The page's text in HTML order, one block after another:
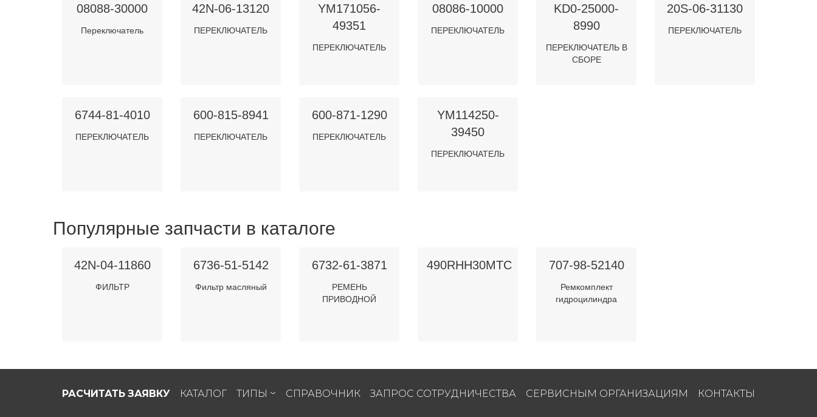
08088-30000
Переключатель
42N-06-13120
ПЕРЕКЛЮЧАТЕЛЬ
YM171056-
49351
ПЕРЕКЛЮЧАТЕЛЬ
08086-10000
ПЕРЕКЛЮЧАТЕЛЬ
KD0-25000-
8990
ПЕРЕКЛЮЧАТЕЛЬ В
СБОРЕ
20S-06-31130
ПЕРЕКЛЮЧАТЕЛЬ
6744-81-4010
ПЕРЕКЛЮЧАТЕЛЬ
600-815-8941
ПЕРЕКЛЮЧАТЕЛЬ
600-871-1290
ПЕРЕКЛЮЧАТЕЛЬ
YM114250-
39450
ПЕРЕКЛЮЧАТЕЛЬ
Популярные запчасти в каталоге
42N-04-11860
ФИЛЬТР
6736-51-5142
Фильтр масляный
6732-61-3871
РЕМЕНЬ
ПРИВОДНОЙ
490RHH30MTC 707-98-52140
Ремкомплект
гидроцилиндра
РАСЧИТАТЬ ЗАЯВКУ КАТАЛОГ ТИПЫ СПРАВОЧНИК ЗАПРОС СОТРУДНИЧЕСТВА СЕРВИСНЫМ ОРГАНИЗАЦИЯМ КОНТАКТЫ